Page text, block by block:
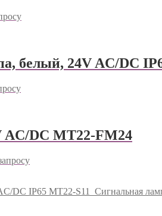
белый, 24V AC/DC
AC/DC MT22-FM24
DC IP65 MT22-S11
Сигнальная